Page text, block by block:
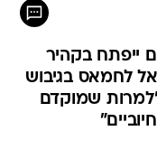
ייפתח בקהיר
לחמאס בגיבוש
שמוקדם